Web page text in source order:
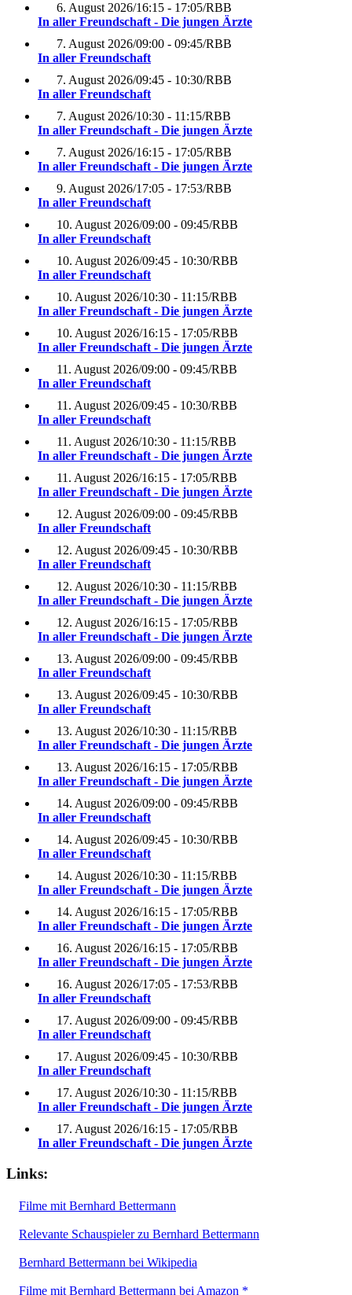
6. August 2026/16:15 - 17:05/RBB
In aller Freundschaft - Die jungen Ärzte
7. August 2026/09:00 - 09:45/RBB
In aller Freundschaft
7. August 2026/09:45 - 10:30/RBB
In aller Freundschaft
7. August 2026/10:30 - 11:15/RBB
In aller Freundschaft - Die jungen Ärzte
7. August 2026/16:15 - 17:05/RBB
In aller Freundschaft - Die jungen Ärzte
9. August 2026/17:05 - 17:53/RBB
In aller Freundschaft
10. August 2026/09:00 - 09:45/RBB
In aller Freundschaft
10. August 2026/09:45 - 10:30/RBB
In aller Freundschaft
10. August 2026/10:30 - 11:15/RBB
In aller Freundschaft - Die jungen Ärzte
10. August 2026/16:15 - 17:05/RBB
In aller Freundschaft - Die jungen Ärzte
11. August 2026/09:00 - 09:45/RBB
In aller Freundschaft
11. August 2026/09:45 - 10:30/RBB
In aller Freundschaft
11. August 2026/10:30 - 11:15/RBB
In aller Freundschaft - Die jungen Ärzte
11. August 2026/16:15 - 17:05/RBB
In aller Freundschaft - Die jungen Ärzte
12. August 2026/09:00 - 09:45/RBB
In aller Freundschaft
12. August 2026/09:45 - 10:30/RBB
In aller Freundschaft
12. August 2026/10:30 - 11:15/RBB
In aller Freundschaft - Die jungen Ärzte
12. August 2026/16:15 - 17:05/RBB
In aller Freundschaft - Die jungen Ärzte
13. August 2026/09:00 - 09:45/RBB
In aller Freundschaft
13. August 2026/09:45 - 10:30/RBB
In aller Freundschaft
13. August 2026/10:30 - 11:15/RBB
In aller Freundschaft - Die jungen Ärzte
13. August 2026/16:15 - 17:05/RBB
In aller Freundschaft - Die jungen Ärzte
14. August 2026/09:00 - 09:45/RBB
In aller Freundschaft
14. August 2026/09:45 - 10:30/RBB
In aller Freundschaft
14. August 2026/10:30 - 11:15/RBB
In aller Freundschaft - Die jungen Ärzte
14. August 2026/16:15 - 17:05/RBB
In aller Freundschaft - Die jungen Ärzte
16. August 2026/16:15 - 17:05/RBB
In aller Freundschaft - Die jungen Ärzte
16. August 2026/17:05 - 17:53/RBB
In aller Freundschaft
17. August 2026/09:00 - 09:45/RBB
In aller Freundschaft
17. August 2026/09:45 - 10:30/RBB
In aller Freundschaft
17. August 2026/10:30 - 11:15/RBB
In aller Freundschaft - Die jungen Ärzte
17. August 2026/16:15 - 17:05/RBB
In aller Freundschaft - Die jungen Ärzte
Links:
Filme mit Bernhard Bettermann
Relevante Schauspieler zu Bernhard Bettermann
Bernhard Bettermann bei Wikipedia
Filme mit Bernhard Bettermann bei Amazon *